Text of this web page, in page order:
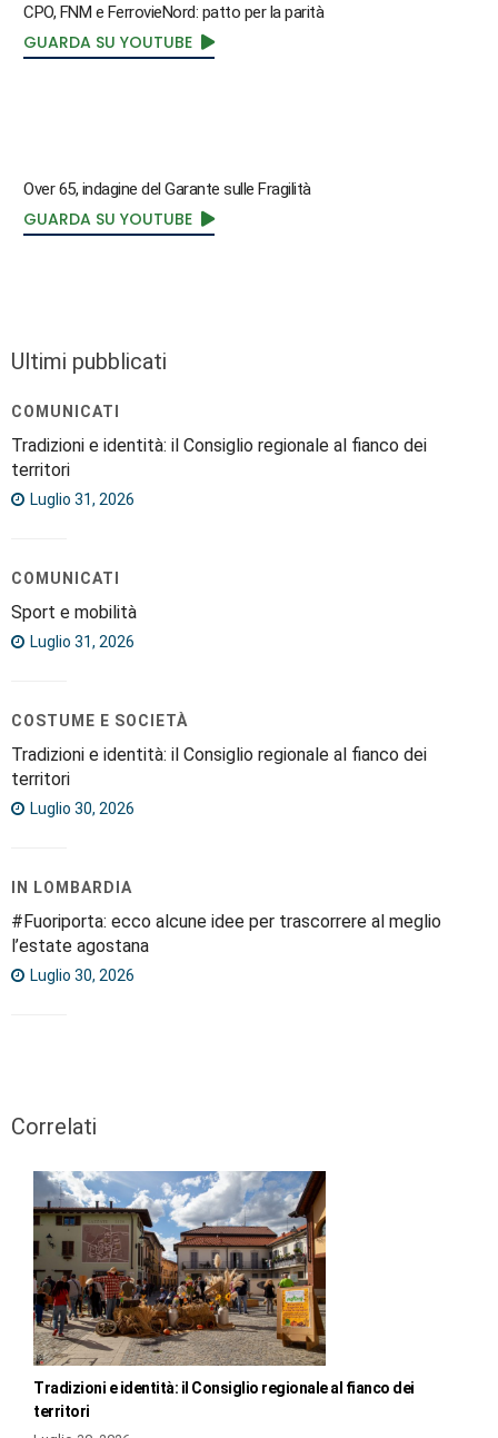
CPO, FNM e FerrovieNord: patto per la parità
GUARDA SU YOUTUBE
Over 65, indagine del Garante sulle Fragilità
GUARDA SU YOUTUBE
Ultimi pubblicati
COMUNICATI
Tradizioni e identità: il Consiglio regionale al fianco dei
territori
Luglio 31, 2026
COMUNICATI
Sport e mobilità
Luglio 31, 2026
COSTUME E SOCIETÀ
Tradizioni e identità: il Consiglio regionale al fianco dei
territori
Luglio 30, 2026
IN LOMBARDIA
#Fuoriporta: ecco alcune idee per trascorrere al meglio
l’estate agostana
Luglio 30, 2026
Correlati
Tradizioni e identità: il Consiglio regionale al fianco dei
territori